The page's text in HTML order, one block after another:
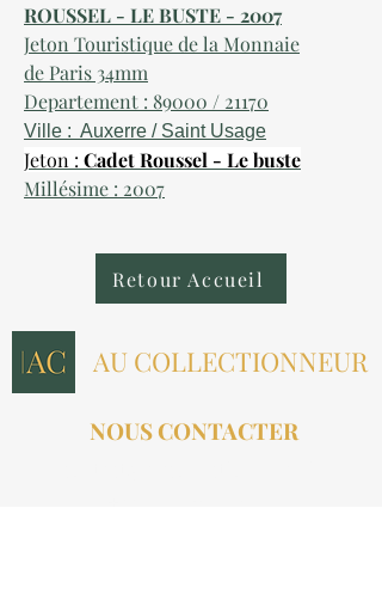
ROUSSEL - LE BUSTE - 2007
Jeton Touristique de la Monnaie
de Paris 34mm
Departement : 89000 / 21170
Ville : Auxerre / Saint Usage
Jeton : Cadet Roussel - Le buste
Millésime : 2007
Retour Accueil
AU COLLECTIONNEUR
NOUS CONTACTER